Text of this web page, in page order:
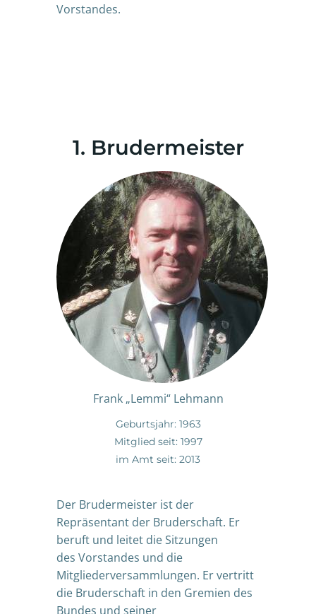
Vorstandes.
1. Brudermeister
Frank „Lemmi“ Lehmann
Geburtsjahr: 1963
Mitglied seit: 1997
im Amt seit: 2013
Der Brudermeister ist der
Repräsentant der Bruderschaft. Er
beruft und leitet die Sitzungen
des Vorstandes und die
Mitgliederversammlungen. Er vertritt
die Bruderschaft in den Gremien des
Bundes und seiner